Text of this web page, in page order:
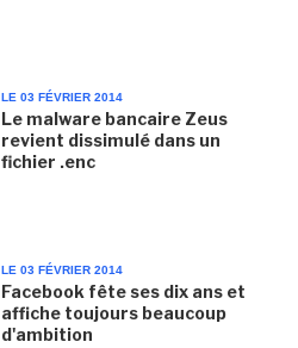
LE 03 FÉVRIER 2014
Le malware bancaire Zeus
revient dissimulé dans un
fichier .enc
LE 03 FÉVRIER 2014
Facebook fête ses dix ans et
affiche toujours beaucoup
d'ambition